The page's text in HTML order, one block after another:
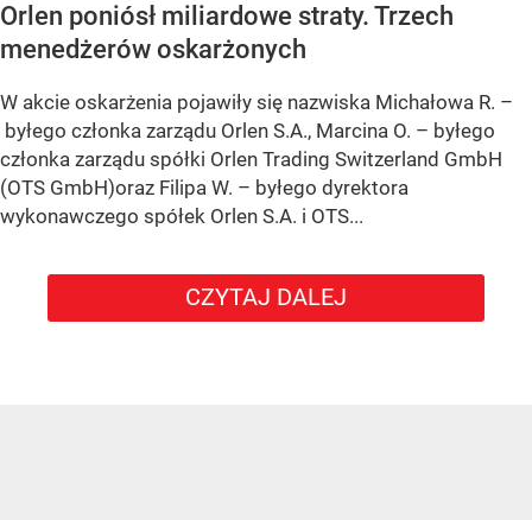
Orlen poniósł miliardowe straty. Trzech
menedżerów oskarżonych
W akcie oskarżenia pojawiły się nazwiska Michałowa R. –
byłego członka zarządu Orlen S.A., Marcina O. – byłego
członka zarządu spółki Orlen Trading Switzerland GmbH
(OTS GmbH)oraz Filipa W. – byłego dyrektora
wykonawczego spółek Orlen S.A. i OTS...
CZYTAJ DALEJ